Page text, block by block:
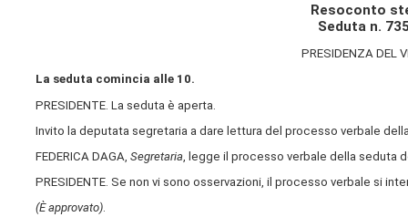
Resoconto
Seduta n.
PRESIDENZA DEL
La seduta comincia alle 10.
PRESIDENTE. La seduta è aperta.
Invito la deputata segretaria a dare lettura del processo verbale
FEDERICA DAGA,Segretaria , legge il processo verbale della seduta
PRESIDENTE. Se non vi sono osservazioni, il processo verbale si
(È approvato).